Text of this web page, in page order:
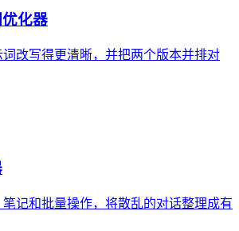
化器
改写得更清晰，并把两个版本并排对
记和批量操作，将散乱的对话整理成有